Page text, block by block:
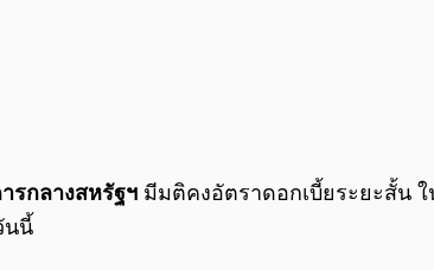
รกลางสหรัฐฯ มีมติคงอัตราดอกเบี้ยระยะสั้น
นนี้